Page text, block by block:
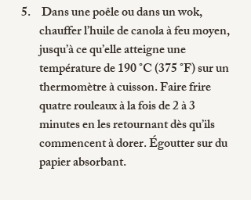
chauffer l’huile de canola à feu moyen,
jusqu’à ce qu’elle atteigne une
température de 190 °C (375 °F) sur un
thermomètre à cuisson. Faire frire
quatre rouleaux à la fois de 2 à 3
minutes en les retournant dès qu’ils
commencent à dorer. Égoutter sur du
papier absorbant.